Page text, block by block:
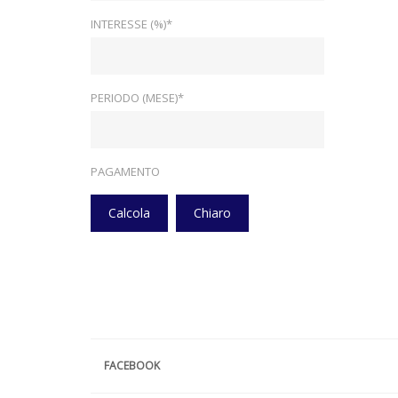
INTERESSE (%)*
PERIODO (MESE)*
PAGAMENTO
Calcola Chiaro
FACEBOOK